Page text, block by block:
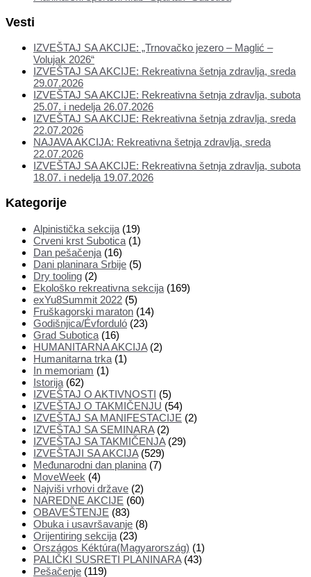
Vesti
IZVEŠTAJ SA AKCIJE: „Trnovačko jezero – Maglić –
Volujak 2026“
IZVEŠTAJ SA AKCIJE: Rekreativna šetnja zdravlja, sreda
29.07.2026
IZVEŠTAJ SA AKCIJE: Rekreativna šetnja zdravlja, subota
25.07. i nedelja 26.07.2026
IZVEŠTAJ SA AKCIJE: Rekreativna šetnja zdravlja, sreda
22.07.2026
NAJAVA AKCIJA: Rekreativna šetnja zdravlja, sreda
22.07.2026
IZVEŠTAJ SA AKCIJE: Rekreativna šetnja zdravlja, subota
18.07. i nedelja 19.07.2026
Kategorije
Alpinistička sekcija (19)
Crveni krst Subotica (1)
Dan pešačenja (16)
Dani planinara Srbije (5)
Dry tooling (2)
Ekološko rekreativna sekcija (169)
exYu8Summit 2022 (5)
Fruškagorski maraton (14)
Godišnjica/Évforduló (23)
Grad Subotica (16)
HUMANITARNA AKCIJA(2)
Humanitarna trka (1)
In memoriam (1)
Istorija (62)
IZVEŠTAJ O AKTIVNOSTI (5)
IZVEŠTAJ O TAKMIČENJU (54)
IZVEŠTAJ SA MANIFESTACIJE (2)
IZVEŠTAJ SA SEMINARA(2)
IZVEŠTAJ SA TAKMIČENJA(29)
IZVEŠTAJI SA AKCIJA(529)
Međunarodni dan planina (7)
MoveWeek (4)
Najviši vrhovi države (2)
NAREDNE AKCIJE (60)
OBAVEŠTENJE (83)
Obuka i usavršavanje (8)
Orijentiring sekcija (23)
Országos Kéktúra(Magyarország) (1)
PALIČKI SUSRETI PLANINARA(43)
Pešačenje (119)